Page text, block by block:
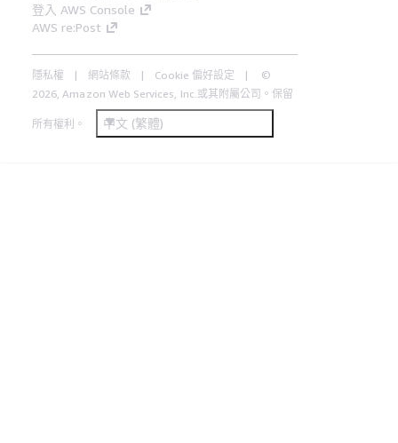
登入 AWS Console
AWS re:Post
隱私權 網站條款 Cookie 偏好設定
©
2026, Amazon Web Services, Inc.或其附屬公司。保留
所有權利。 中文 (繁體)